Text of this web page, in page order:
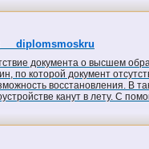
diplomsmoskru
документа о высшем
по которой документ
восстановления. В
канут в лету. С